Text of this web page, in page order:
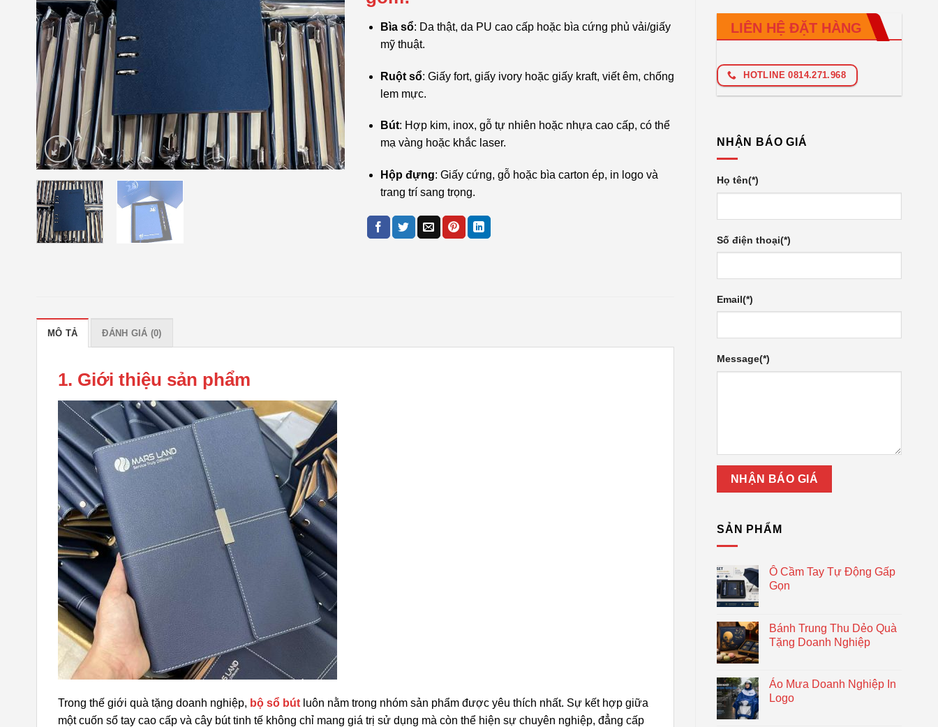
LIÊN HỆ ĐẶT HÀNG
HOTLINE 0814.271.968
NHẬN BÁO GIÁ
Họ tên(*)
Số điện thoại(*)
Email(*)
Message(*)
SẢN PHẨM
Ô Cầm Tay Tự Động Gấp
Gọn
Bánh Trung Thu Dẻo Quà
Tặng Doanh Nghiệp
Áo Mưa Doanh Nghiệp In
Logo
Bìa sổ: Da thật, da PU cao cấp hoặc bìa cứng phủ vải/giấy
mỹ thuật.
Ruột sổ: Giấy fort, giấy ivory hoặc giấy kraft, viết êm, chống
lem mực.
Bút: Hợp kim, inox, gỗ tự nhiên hoặc nhựa cao cấp, có thể
mạ vàng hoặc khắc laser.
Hộp đựng: Giấy cứng, gỗ hoặc bìa carton ép, in logo và
trang trí sang trọng.
MÔ TẢ ĐÁNH GIÁ (0)
1. Giới thiệu sản phẩm
Trong thế giới quà tặng doanh nghiệp, bộ sổ bút luôn nằm trong nhóm sản phẩm được yêu thích nhất. Sự kết hợp giữa
một cuốn sổ tay cao cấp và cây bút tinh tế không chỉ mang giá trị sử dụng mà còn thể hiện sự chuyên nghiệp, đẳng cấp